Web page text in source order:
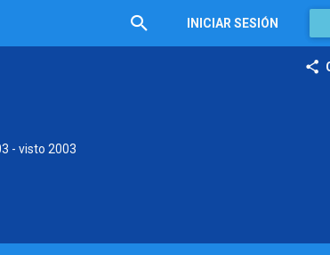
INICIAR SESIÓN
- visto 2003